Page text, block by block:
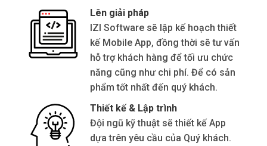
Lên giải pháp
IZI Software sẽ lập kế hoạch thiết
kế Mobile App, đồng thời sẽ tư vấn
hỗ trợ khách hàng để tối ưu chức
năng cũng như chi phí. Để có sản
phẩm tốt nhất đến quý khách.
Thiết kế & Lập trình
Đội ngũ kỹ thuật sẽ thiết kế App
dựa trên yêu cầu của Quý khách.